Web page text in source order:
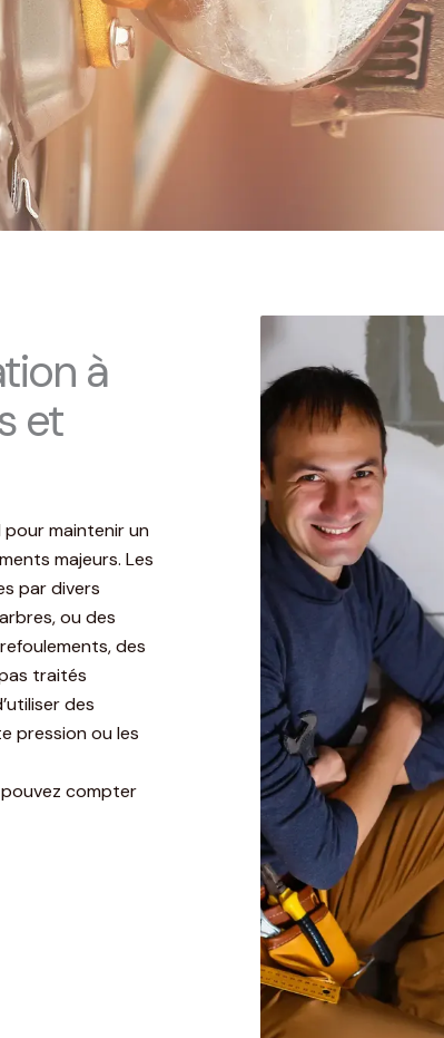
à
et
maintenir un
majeurs. Les
par divers
ou des
des
traités
des
pression ou les
compter